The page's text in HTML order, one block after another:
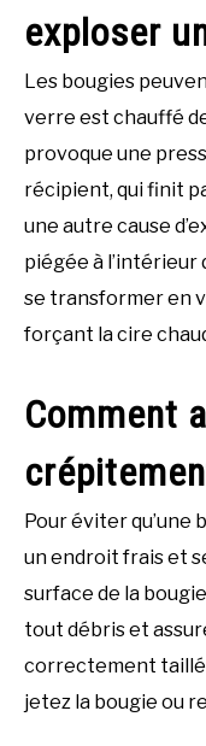
exploser
Les bougies
verre est chauffé
provoque une
récipient, qui finit
une autre cause
piégée à l’intérieur
se transformer en
forçant la cire
Comment
Pour éviter qu’une
un endroit frais et
surface de la
tout débris et
correctement
jetez la bougie ou